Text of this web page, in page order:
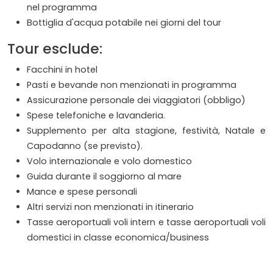
nel programma
Bottiglia d'acqua potabile nei giorni del tour
Tour esclude:
Facchini in hotel
Pasti e bevande non menzionati in programma
Assicurazione personale dei viaggiatori (obbligo)
Spese telefoniche e lavanderia.
Supplemento per alta stagione, festività, Natale e
Capodanno (se previsto).
Volo internazionale e volo domestico
Guida durante il soggiorno al mare
Mance e spese personali
Altri servizi non menzionati in itinerario
Tasse aeroportuali voli intern e tasse aeroportuali voli
domestici in classe economica/business